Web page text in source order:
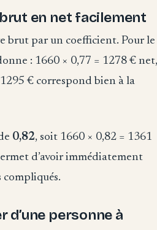
en net facilement
brut par un coefficient. Pour le
: 1660 × 0,77 = 1278 € net,
€ correspond bien à la
0,82, soit 1660 × 0,82 = 1361
d’avoir immédiatement
compliqués.
d’une personne à